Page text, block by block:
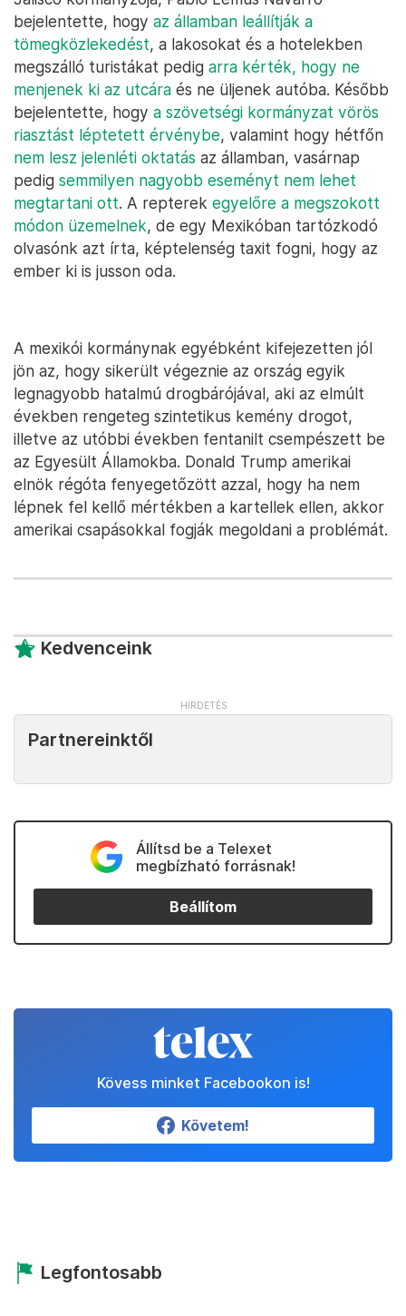
bejelentette, hogy az államban leállítják a
tömegközlekedést, a lakosokat és a hotelekben
megszálló turistákat pedig arra kérték, hogy ne
menjenek ki az utcára és ne üljenek autóba. Később
bejelentette, hogy a szövetségi kormányzat vörös
riasztást léptetett érvénybe, valamint hogy hétfőn
nem lesz jelenléti oktatás az államban, vasárnap
pedig semmilyen nagyobb eseményt nem lehet
megtartani ott. A repterek egyelőre a megszokott
módon üzemelnek, de egy Mexikóban tartózkodó
olvasónk azt írta, képtelenség taxit fogni, hogy az
ember ki is jusson oda.
A mexikói kormánynak egyébként kifejezetten jól
jön az, hogy sikerült végeznie az ország egyik
legnagyobb hatalmú drogbárójával, aki az elmúlt
években rengeteg szintetikus kemény drogot,
illetve az utóbbi években fentanilt csempészett be
az Egyesült Államokba. Donald Trump amerikai
elnök régóta fenyegetőzött azzal, hogy ha nem
lépnek fel kellő mértékben a kartellek ellen, akkor
amerikai csapásokkal fogják megoldani a problémát.
Kedvenceink
Partnereinktől
Állítsd be a Telexet
megbízható forrásnak!
Beállítom
Kövess minket Facebookon is!
Követem!
Legfontosabb